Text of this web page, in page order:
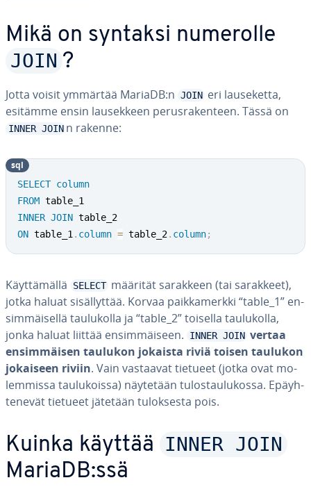
Mikä on syntaksi numerolle
JOIN ?
Jotta voisit ymmärtää MariaDB:n JOIN eri lause­ket­ta,
esitämme ensin lausek­keen pe­rus­ra­ken­teen. Tässä on
INNER JOIN n rakenne:
SELECT column
FROM
INNER JOIN
ON table_1 . column = table_2. column;
sql
Käyt­tä­mäl­lä SELECT määrität sarakkeen (tai sarakkeet),
jotka haluat si­säl­lyt­tää. Korvaa paik­ka­merk­ki “table_1” en­
sim­mäi­sel­lä tau­lu­kol­la ja “table_2” toisella tau­lu­kol­la,
jonka haluat liittää en­sim­mäi­seen.
INNER JOIN vertaa
en­sim­mäi­sen taulukon jokaista riviä toisen taulukon
jokaiseen riviin. Vain vastaavat tietueet (jotka ovat mo­
lem­mis­sa tau­lu­kois­sa) näytetään tu­los­tau­lu­kos­sa. Epäyh­
te­ne­vät tietueet jätetään tu­lok­ses­ta pois.
Kuinka käyttää INNER JOIN
MariaDB:ssä